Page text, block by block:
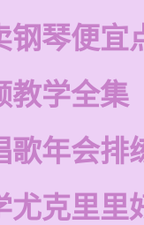
钢琴便宜
教学全集
歌年会排
尤克里里